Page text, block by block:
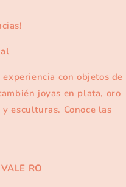
con objetos de
joyas en plata, oro
y esculturas. Conoce las
VALE RO